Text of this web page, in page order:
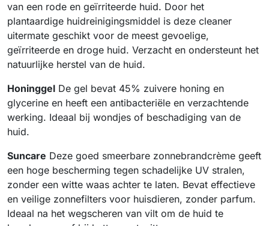
van een rode en geïrriteerde huid. Door het
plantaardige huidreinigingsmiddel is deze cleaner
uitermate geschikt voor de meest gevoelige,
geïrriteerde en droge huid. Verzacht en ondersteunt het
natuurlijke herstel van de huid.
Honinggel De gel bevat 45% zuivere honing en
glycerine en heeft een antibacteriële en verzachtende
werking. Ideaal bij wondjes of beschadiging van de
huid.
Suncare Deze goed smeerbare zonnebrandcrème geeft
een hoge bescherming tegen schadelijke UV stralen,
zonder een witte waas achter te laten. Bevat effectieve
en veilige zonnefilters voor huisdieren, zonder parfum.
Ideaal na het wegscheren van vilt om de huid te